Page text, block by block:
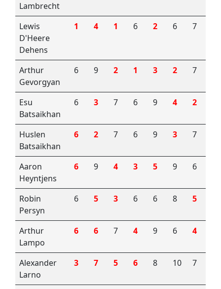
Lambrecht
Lewis
D'Heere
Dehens
1 4 1 6 2 6 7
Arthur
Gevorgyan
6 9 2 1 3 2 7
Esu
Batsaikhan
6 3 7 6 9 4 2
Huslen
Batsaikhan
6 2 7 6 9 3 7
Aaron
Heyntjens
6 9 4 3 5 9 6
Robin
Persyn
6 5 3 6 6 8 5
Arthur
Lampo
6 6 7 4 9 6 4
Alexander
Larno
3 7 5 6 8 10 7